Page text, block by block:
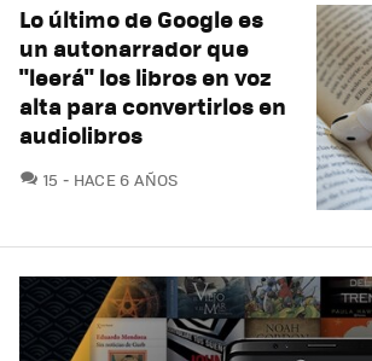
Lo último de Google es
un autonarrador que
"leerá" los libros en voz
alta para convertirlos en
audiolibros
15 COMENTARIOS
HACE 6 AÑOS